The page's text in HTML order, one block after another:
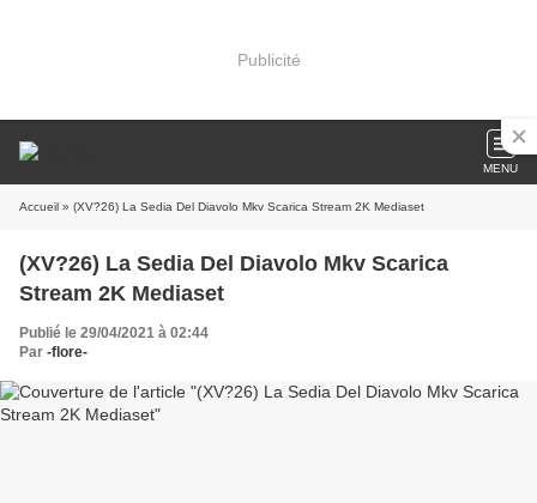
Publicité
MENU
Accueil » (XV?26) La Sedia Del Diavolo Mkv Scarica Stream 2K Mediaset
(XV?26) La Sedia Del Diavolo Mkv Scarica
Stream 2K Mediaset
Publié le 29/04/2021 à 02:44
Par -flore-